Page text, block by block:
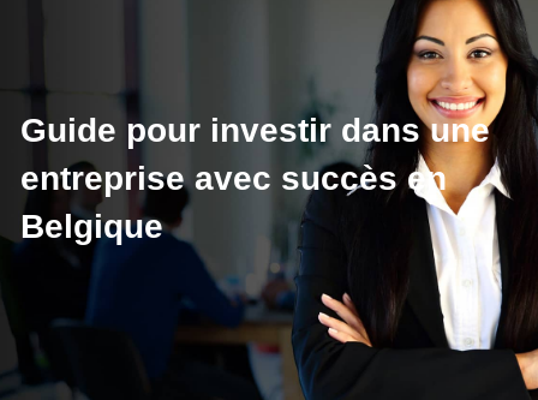
Guide pour investir dans une
entreprise avec succès en
Belgique